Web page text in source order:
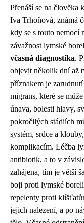
Přenáší se na člověka
Iva Trhoňová, známá
kdy se s touto nemocí
závažnost lymské
včasná diagnostika.
objevit několik dní až
příznakem je
migrans, které se
únava, bolesti hlavy,
pokročilých stádiích
systém, srdce a
komplikacím. Léčba
antibiotik, a to v
zahájena, tím je větší
boji proti lymské
repelenty proti
jejich nalezení, a po